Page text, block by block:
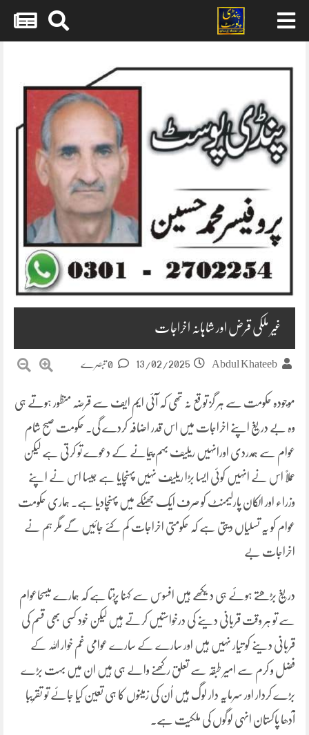
content
غیر ملکی قرض اور شاہانہ اخراجات
Abdul Khateeb
13/02/2025
موجودہ حکومت سے ہر گز توقع نہ تھی کہ آئی ایم ایف سے قرضہ منظور ہوتے ہی
وہ بے دریغ اپنے اخراجات میں اس قدر اضافہ کردے گی۔ حکومت صبح شام
عوام سے ہمدردی اورانہیں ریلیف بہم پیمانے کے دعوے تو کرتی ہے لیکن
عملاً اس نے انہیں کوئی ایسا بڑا ریلیف نہیں پہنچایا ہے جیسا اس نے اپنے
وزراء اور الکان پارلیمنٹ کو صرف ایک جھٹکے میں پہنچادیا ہے۔ ہماری حکومت
عوام کو یہ تسلیاں دیتی ہے کہ حکومتی اخراجات کم کئے جائیں گے مگر ہم نے
اخراجات بے
دریغ بڑھتے ہوئے ہی دیکھے ہیں افسوس سے کہنا پڑتا ہے کہ ہمارے میسحاعوام
سے تو ہر وقت قربانی دینے کی درخواستیں کرتے ہیں لیکن خود کسی بھی قسم کی
قربانی دینے کو تیار نہیں ہیں اور سارے کے سارے عوامی غم خوار اللہ کے
فضل و کرم سے امیر طبقہ سے تعلق رکھنے والے ہی ہیں ان میں بہت بڑے
بڑے کردار اور سرمایہ دار لوگ ہیں اُن کی زمینوں کا ہی تعین کیا جائے تو تقریبا
آدھا پاکستان انہی لوگوں کی ملکیت ہے۔